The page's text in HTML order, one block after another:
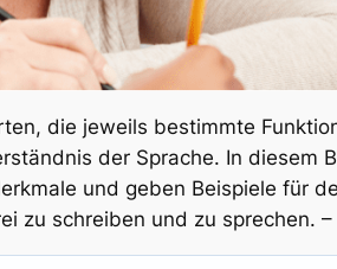
die jeweils bestimmte
der Sprache. In diesem
und geben Beispiele für
zu schreiben und zu sprechen.